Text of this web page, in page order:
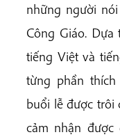
những người
Công Giáo.
tiếng Việt và
từng phần
buổi lễ được trôi
cảm nhận